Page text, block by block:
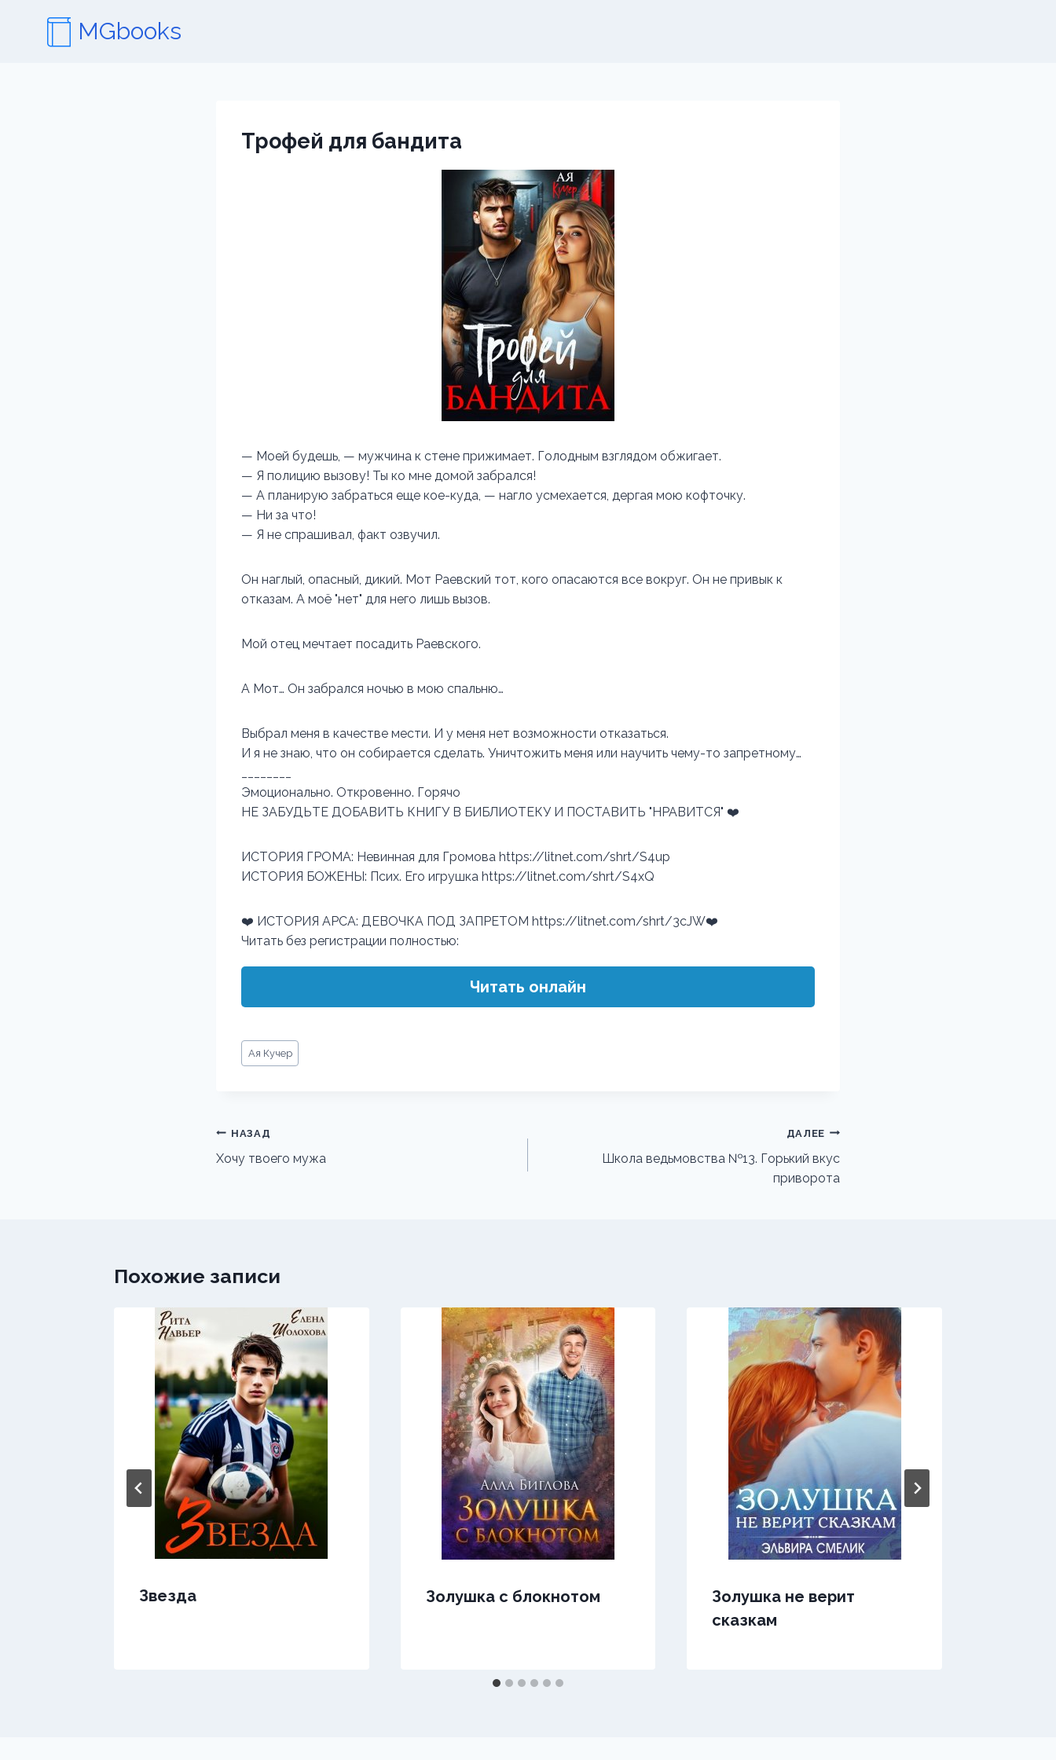
содержимому
MGbooks
Трофей для бандита
— Моей будешь, — мужчина к стене прижимает. Голодным взглядом обжигает.
— Я полицию вызову! Ты ко мне домой забрался!
— А планирую забраться еще кое-куда, — нагло усмехается, дергая мою кофточку.
— Ни за что!
— Я не спрашивал, факт озвучил.
Он наглый, опасный, дикий. Мот Раевский тот, кого опасаются все вокруг. Он не привык к
отказам. А моё "нет" для него лишь вызов.
Мой отец мечтает посадить Раевского.
А Мот… Он забрался ночью в мою спальню…
Выбрал меня в качестве мести. И у меня нет возможности отказаться.
И я не знаю, что он собирается сделать. Уничтожить меня или научить чему-то запретному…
Эмоционально. Откровенно. Горячо
НЕ ЗАБУДЬТЕ ДОБАВИТЬ КНИГУ В БИБЛИОТЕКУ И ПОСТАВИТЬ "НРАВИТСЯ" ❤️
ИСТОРИЯ ГРОМА: Невинная для Громова https://litnet.com/shrt/S4up
ИСТОРИЯ БОЖЕНЫ: Псих. Его игрушка https://litnet.com/shrt/S4xQ
❤️ ИСТОРИЯ АРСА: ДЕВОЧКА ПОД ЗАПРЕТОМ https://litnet.com/shrt/3cJW❤️
Читать без регистрации полностью:
Читать онлайн
Метки
записи:
Ая Кучер
Навигация
по
НАЗАД
Хочу твоего мужа
ДАЛЕЕ
Школа ведьмовства №13. Горький вкус
приворота
Похожие записи
Звезда Золушка с блокнотом
Золушка не верит
сказкам